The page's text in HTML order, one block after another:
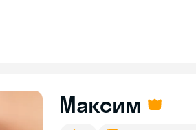
Максим